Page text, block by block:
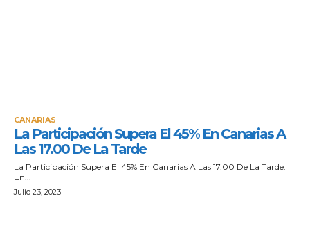
CANARIAS
La Participación Supera El 45% En Canarias A
Las 17.00 De La Tarde
La Participación Supera El 45% En Canarias A Las 17.00 De La Tarde.
En...
Julio 23, 2023